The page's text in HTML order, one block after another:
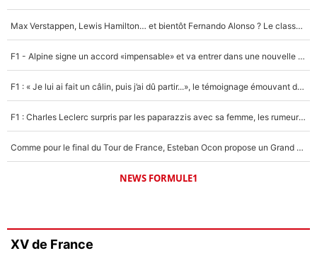
Max Verstappen, Lewis Hamilton… et bientôt Fernando Alonso ? Le classement des pilotes les mieux payés en Formule 1 risque de changer !
F1 - Alpine signe un accord «impensable» et va entrer dans une nouvelle dimension : Grande nouvelle pour Pierre Gasly !
F1 : « Je lui ai fait un câlin, puis j’ai dû partir...», le témoignage émouvant de Max Verstappen sur sa fille
F1 : Charles Leclerc surpris par les paparazzis avec sa femme, les rumeurs étaient vraies !
Comme pour le final du Tour de France, Esteban Ocon propose un Grand Prix de Formule 1 à Paris : «Autour de l’Arc de Triomphe, ce serait génial» !
NEWS FORMULE1
XV de France